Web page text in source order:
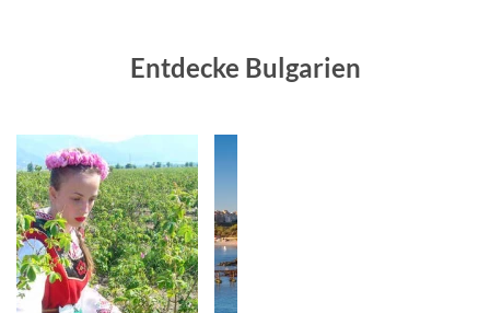
Entdecke Bulgarien